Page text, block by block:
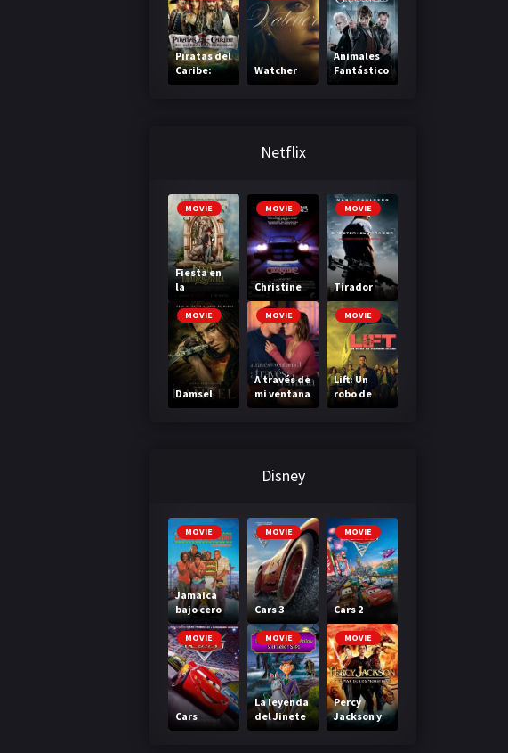
Piratas del
Caribe:
Navegand
Watcher
Animales
Fantástico
s: Los
Netflix
MOVIE
Fiesta en
la
Madriguer
a
MOVIE
Christine
MOVIE
Tirador
MOVIE
Damsel
MOVIE
A través de
mi ventana
3: A través
MOVIE
Lift: Un
robo de
primera
Disney
MOVIE
Jamaica
bajo cero
MOVIE
Cars 3
MOVIE
Cars 2
MOVIE
Cars
MOVIE
La leyenda
del Jinete
sin cabeza
MOVIE
Percy
Jackson y
el mar de